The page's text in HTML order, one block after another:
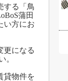
する「鳥
蒲田
い方にお
更になる
。
貸物件を